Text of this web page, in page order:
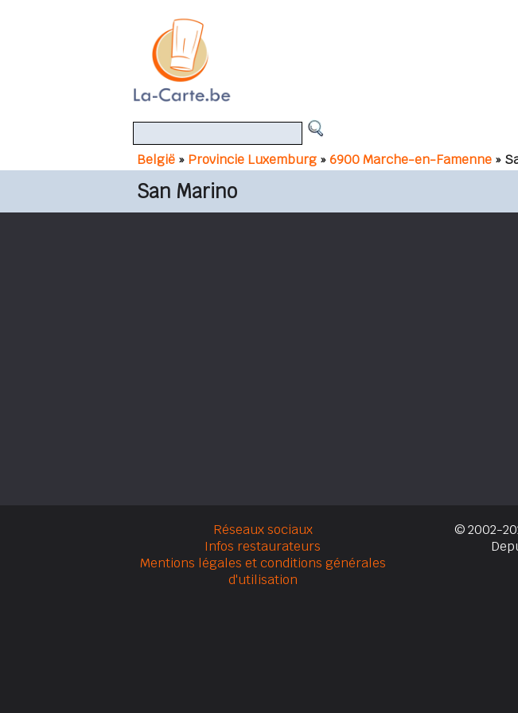
België » Provincie Luxemburg »6900 Marche-en-Famenne »
San Marino
Réseaux sociaux
Infos restaurateurs
Mentions légales et conditions générales
d'utilisation
© 2002-